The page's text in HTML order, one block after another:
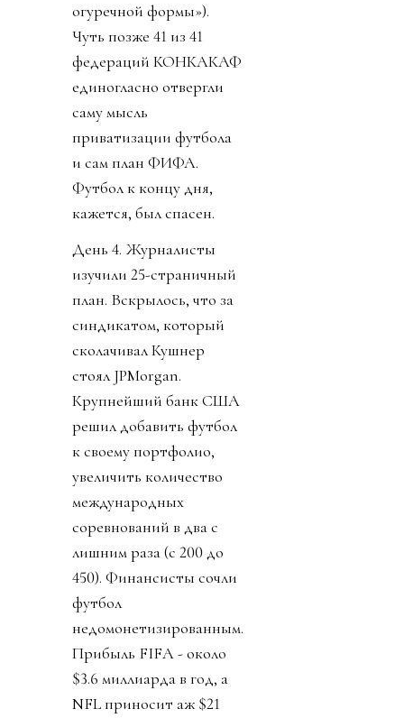
огуречной формы»).
Чуть позже 41 из 41
федераций КОНКАКАФ
единогласно отвергли
саму мысль
приватизации футбола
и сам план ФИФА.
Футбол к концу дня,
кажется, был спасен.
День 4. Журналисты
изучили 25-страничный
план. Вскрылось, что за
синдикатом, который
сколачивал Кушнер
стоял JPMorgan.
Крупнейший банк США
решил добавить футбол
к своему портфолио,
увеличить количество
международных
соревнований в два с
лишним раза (с 200 до
450). Финансисты сочли
футбол
недомонетизированным.
Прибыль FIFA - около
$3.6 миллиарда в год, а
NFL приносит аж $21